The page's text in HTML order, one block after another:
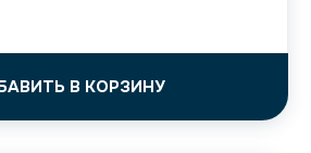
В КОРЗИНУ